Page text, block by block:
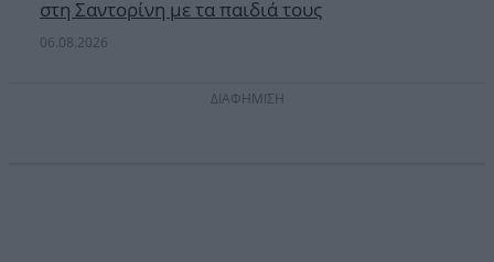
στη Σαντορίνη με τα παιδιά τους
06.08.2026
ΔΙΑΦΗΜΙΣΗ